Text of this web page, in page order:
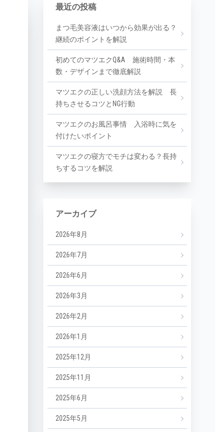
最近の投稿
まつ毛美容液はいつから効果が出る？
継続のポイントを解説
初めてのマツエクQ&A 施術時間・本
数・デザインまで徹底解説
マツエクの正しい洗顔方法を解説 長
持ちさせるコツとNG行動
マツエクのお風呂事情 入浴時に気を
付けたいポイント
マツエクの寝方でモチは変わる？長持
ちするコツを解説
アーカイブ
2026年8月
2026年7月
2026年6月
2026年3月
2026年2月
2026年1月
2025年12月
2025年11月
2025年6月
2025年5月